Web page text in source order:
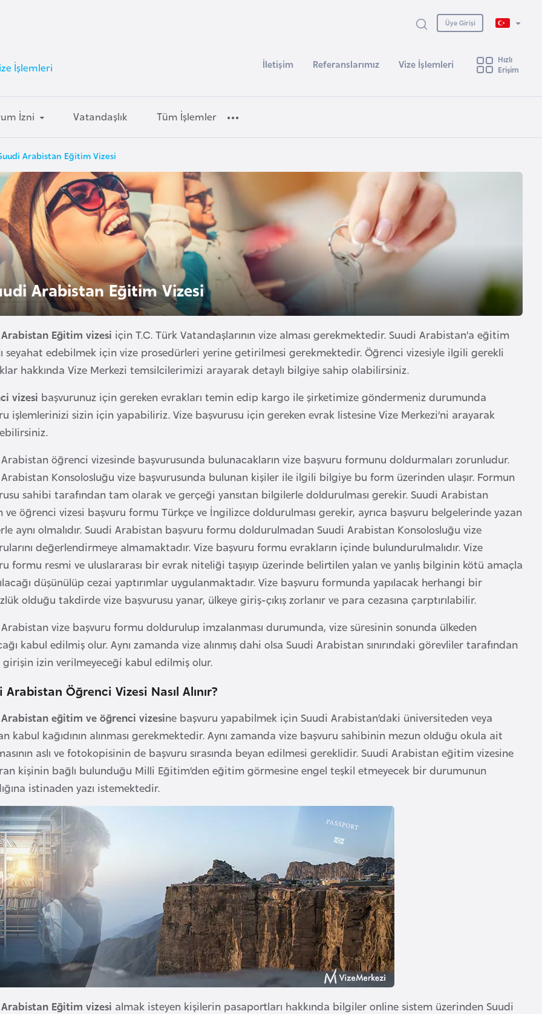
Üye Girişi
İşlemleri İletişim Referanslarımız Vize İşlemleri
Hızlı
Erişim
İzni Vatandaşlık Tüm İşlemler
Arabistan Eğitim Vizesi
Arabistan Eğitim Vizesi
Eğitim vizesi için T.C. Türk Vatandaşlarının vize alması gerekmektedir. Suudi Arabistan’a eğitim
seyahat edebilmek için vize prosedürleri yerine getirilmesi gerekmektedir. Öğrenci vizesiyle ilgili gerekli
hakkında Vize Merkezi temsilcilerimizi arayarak detaylı bilgiye sahip olabilirsiniz.
vizesi başvurunuz için gereken evrakları temin edip kargo ile şirketimize göndermeniz durumunda
işlemlerinizi sizin için yapabiliriz. Vize başvurusu için gereken evrak listesine Vize Merkezi’ni arayarak
öğrenci vizesinde başvurusunda bulunacakların vize başvuru formunu doldurmaları zorunludur.
Konsolosluğu vize başvurusunda bulunan kişiler ile ilgili bilgiye bu form üzerinden ulaşır. Formun
sahibi tarafından tam olarak ve gerçeği yansıtan bilgilerle doldurulması gerekir. Suudi Arabistan
öğrenci vizesi başvuru formu Türkçe ve İngilizce doldurulması gerekir, ayrıca başvuru belgelerinde yazan
aynı olmalıdır. Suudi Arabistan başvuru formu doldurulmadan Suudi Arabistan Konsolosluğu vize
değerlendirmeye almamaktadır. Vize başvuru formu evrakların içinde bulundurulmalıdır. Vize
formu resmi ve uluslararası bir evrak niteliği taşıyıp üzerinde belirtilen yalan ve yanlış bilginin kötü amaçla
düşünülüp cezai yaptırımlar uygulanmaktadır. Vize başvuru formunda yapılacak herhangi bir
olduğu takdirde vize başvurusu yanar, ülkeye giriş-çıkış zorlanır ve para cezasına çarptırılabilir.
vize başvuru formu doldurulup imzalanması durumunda, vize süresinin sonunda ülkeden
kabul edilmiş olur. Aynı zamanda vize alınmış dahi olsa Suudi Arabistan sınırındaki görevliler tarafından
girişin izin verilmeyeceği kabul edilmiş olur.
Arabistan Öğrenci Vizesi Nasıl Alınır?
eğitim ve öğrenci vizesine başvuru yapabilmek için Suudi Arabistan’daki üniversiteden veya
kabul kağıdının alınması gerekmektedir. Aynı zamanda vize başvuru sahibinin mezun olduğu okula ait
aslı ve fotokopisinin de başvuru sırasında beyan edilmesi gereklidir. Suudi Arabistan eğitim vizesine
kişinin bağlı bulunduğu Milli Eğitim’den eğitim görmesine engel teşkil etmeyecek bir durumunun
istinaden yazı istemektedir.
Eğitim vizesi almak isteyen kişilerin pasaportları hakkında bilgiler online sistem üzerinden Suudi